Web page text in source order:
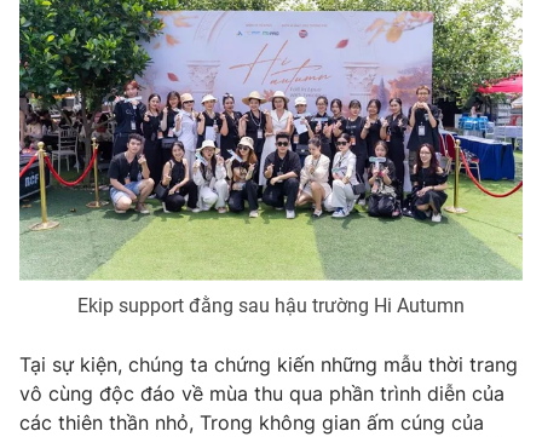
Ekip support đằng sau hậu trường Hi Autumn
Tại sự kiện, chúng ta chứng kiến những mẫu thời trang
vô cùng độc đáo về mùa thu qua phần trình diễn của
các thiên thần nhỏ, Trong không gian ấm cúng của